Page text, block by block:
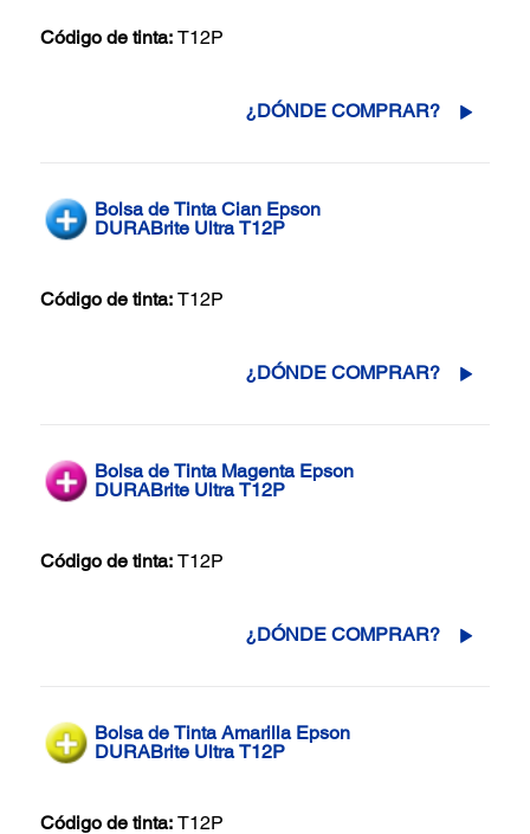
Código de tinta: T12P
¿DÓNDE COMPRAR?
Bolsa de Tinta Cian Epson
DURABrite Ultra T12P
Código de tinta: T12P
¿DÓNDE COMPRAR?
Bolsa de Tinta Magenta Epson
DURABrite Ultra T12P
Código de tinta: T12P
¿DÓNDE COMPRAR?
Bolsa de Tinta Amarilla Epson
DURABrite Ultra T12P
Código de tinta: T12P